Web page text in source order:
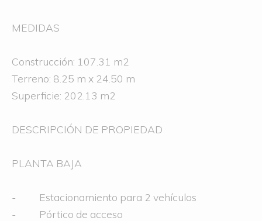
MEDIDAS
Construcción: 107.31 m2
Terreno: 8.25 m x 24.50 m
Superficie: 202.13 m2
DESCRIPCIÓN DE PROPIEDAD
PLANTA BAJA
- Estacionamiento para 2 vehículos
- Pórtico de acceso